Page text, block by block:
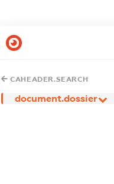
CAHEADER.SEARCH
document.dossier